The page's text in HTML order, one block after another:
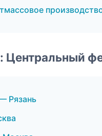
Центральный
Рязань